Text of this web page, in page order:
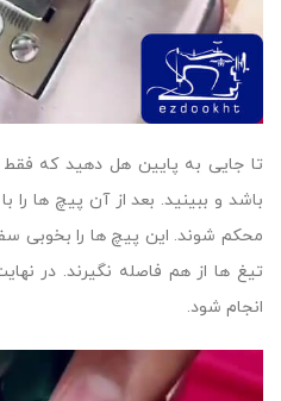
تا جایی به پایین هل دهید که
باشد و ببینید. بعد از آن پیچ ها
محکم شوند. این پیچ ها را بخوبی
تیغ ها از هم فاصله نگیرند. در
انجام شود.